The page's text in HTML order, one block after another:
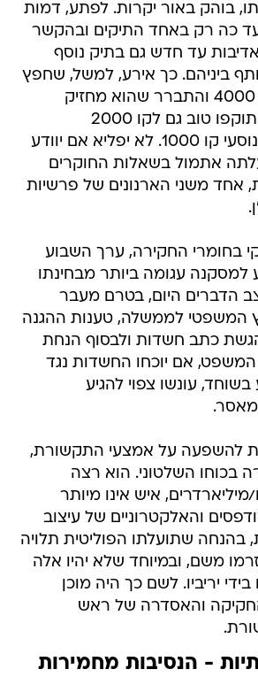
בוהק באור יקרות. לפתע, דמות
כה רק באחד התיקים ובהקשר
עד חדש גם בתיק נוסף
ביניהם. כך אירע, למשל, שחפץ
הגיע לחקירה בקו 4000 והתברר שהוא מחזיק
בכרטיס רב-קו, שתוקפו טוב גם לקו 2000
באמצעות אחד מנוסעי קו 1000. לא יפליא אם יוודע
אתמול בשאלות החוקרים
אחד משני הארנונים של פרשיות
בחומרי החקירה, ערך השבוע
למסקנה עגומה ביותר מבחינתו
הדברים היום, בטרם מעבר
המשפטי לממשלה, טענות ההגנה
כתב חשדות ולבסוף הנחת
המשפט, אם יוכחו החשדות נגד
בשוחד, עונשו צפוי להגיע
להשפעה על אמצעי התקשורת,
בכוחו השלטוני. הוא רצה
מיליארדרים, איש אינו מיותר
והאלקטרוניים של עיצוב
בהנחה שתועלתו הפוליטית תלויה
משם, ובמיוחד שלא יהיו אלה
יריביו. לשם כך היה מוכן
והאסדרה של ראש
- הנסיבות מחמירות